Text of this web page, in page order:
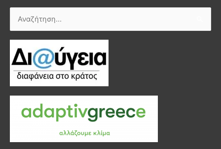
Αναζήτηση